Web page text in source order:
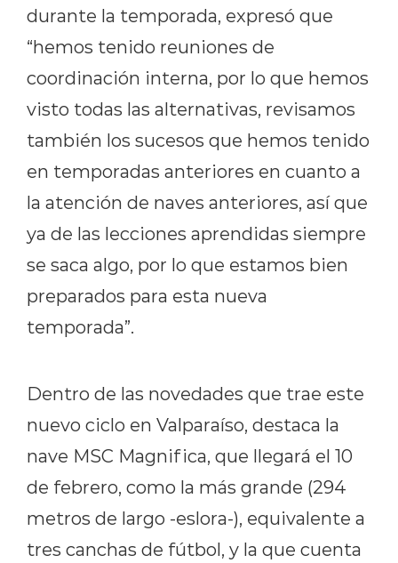
durante la temporada, expresó que
“hemos tenido reuniones de
coordinación interna, por lo que hemos
visto todas las alternativas, revisamos
también los sucesos que hemos tenido
en temporadas anteriores en cuanto a
la atención de naves anteriores, así que
ya de las lecciones aprendidas siempre
se saca algo, por lo que estamos bien
preparados para esta nueva
temporada”.
Dentro de las novedades que trae este
nuevo ciclo en Valparaíso, destaca la
nave MSC Magnifica, que llegará el 10
de febrero, como la más grande (294
metros de largo -eslora-), equivalente a
tres canchas de fútbol, y la que cuenta